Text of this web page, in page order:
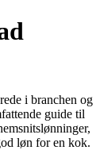
i branchen og
guide til
løn for en kok.